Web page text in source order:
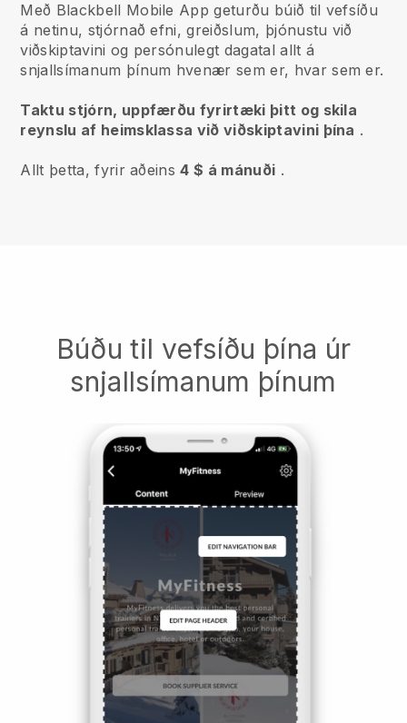
Með Blackbell Mobile App geturðu búið til vefsíðu
á netinu, stjórnað efni, greiðslum, þjónustu við
viðskiptavini og persónulegt dagatal allt á
snjallsímanum þínum hvenær sem er, hvar sem er.
Taktu stjórn, uppfærðu fyrirtæki þitt og skila
reynslu af heimsklassa við viðskiptavini þína .
Allt þetta, fyrir aðeins4 $ á mánuði .
Búðu til vefsíðu þína úr
snjallsímanum þínum